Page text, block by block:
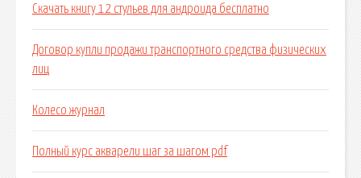
Скачать книгу 12 стульев для андроида бесплатно
Договор купли продажи транспортного средства физических
лиц
Колесо журнал
Полный курс акварели шаг за шагом pdf